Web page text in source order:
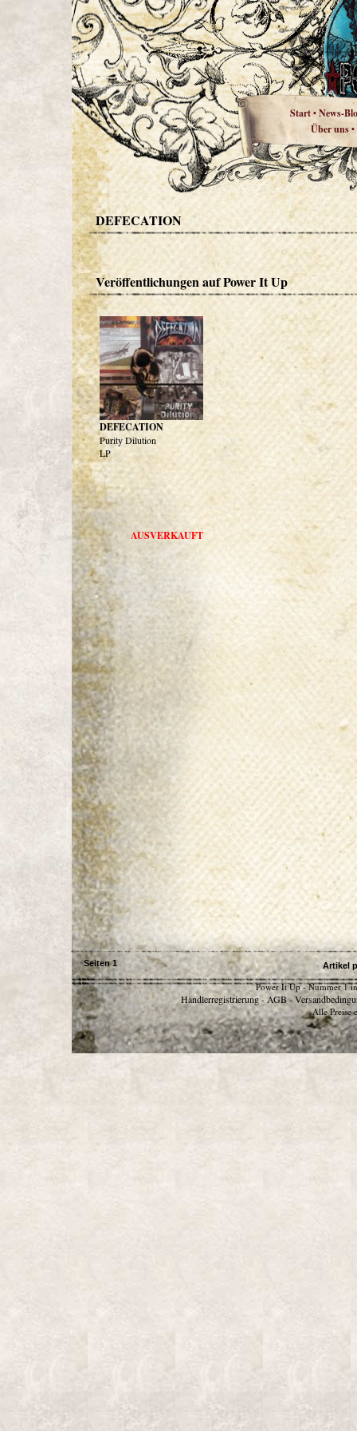
Start•News-
Über uns•
DEFECATION
Veröffentlichungen auf Power It Up
DEFECATION
Purity Dilution
LP
AUSVERKAUFT
Seiten 1 Artikel
Power It Up - Nummer 1
Händlerregistrierung - AGB -
Alle Preise